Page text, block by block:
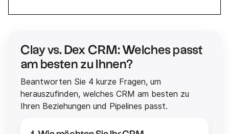
Clay vs. Dex CRM: Welches passt
am besten zu Ihnen?
Beantworten Sie 4 kurze Fragen, um
herauszufinden, welches CRM am besten zu
Ihren Beziehungen und Pipelines passt.